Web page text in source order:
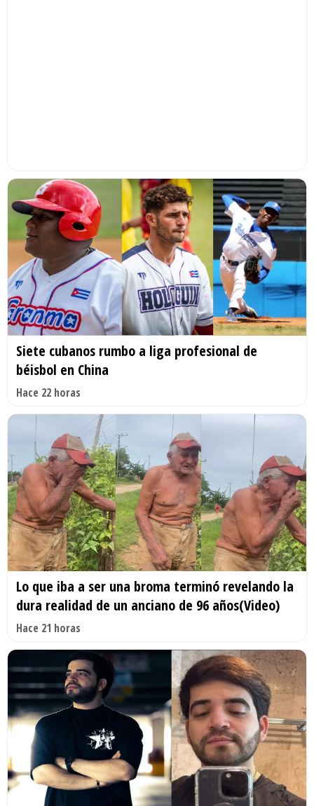
Siete cubanos rumbo a liga profesional de
béisbol en China
Hace 22 horas
Lo que iba a ser una broma terminó revelando la
dura realidad de un anciano de 96 años(Video)
Hace 21 horas